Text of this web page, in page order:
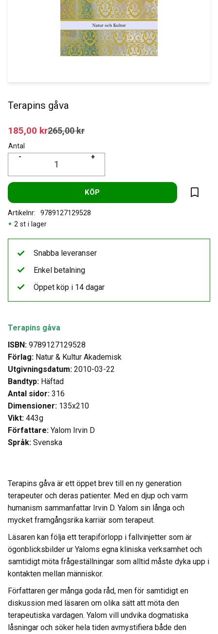
Terapins gåva
Nedsatt pris:
185,00 krOrdinarie pris:
265,00kr
Antal
+
-
KÖP
Lägg
2 st i lager
Artikelnr 9789127129528
Terapins gåva
ISBN: 9789127129528
Förlag: Natur & Kultur Akademisk
Utgivningsdatum: 2010-03-22
Bandtyp: Häftad
Antal sidor: 316
Dimensioner: 135x210
Vikt: 443g
Författare: Yalom Irvin D
Språk: Svenska
Terapins gåva är ett öppet brev till en ny generation
terapeuter och deras patienter. Med en djup och varm
humanism sammanfattar Irvin D. Yalom sin långa och
mycket framgångsrika karriär som terapeut.
Läsaren kan följa ett terapiförlopp i fallvinjetter som är
ögonblicksbilder ur Yaloms egna kliniska verksamhet och
samtidigt möta frågeställningar som alltid måste dyka upp i
kontakten mellan människor.
Författaren ger många goda råd, men för samtidigt en
diskussion med läsaren om olika sätt att möta den
terapeutiska vardagen. Yalom vill undvika dogmatiska
låsningar och söker hela tiden avmystifiera både den
Snabba leveranser
Enkel betalning
Öppet köp i 14 dagar